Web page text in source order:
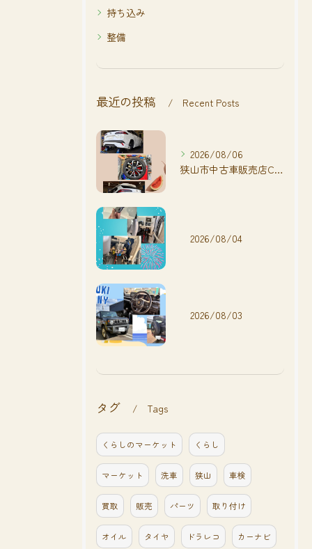
持ち込み
整備
最近の投稿 Recent Posts
2026/08/06
狭山市中古車販売店CarShop FACT.🚗
2026/08/04
2026/08/03
タグ Tags
くらしのマーケット くらし
マーケット 洗車 狭山 車検
買取 販売 パーツ 取り付け
オイル タイヤ ドラレコ カーナビ